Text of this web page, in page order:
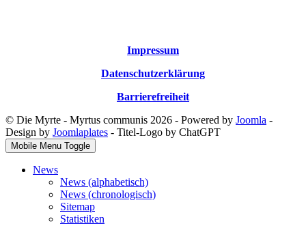
Impressum
Datenschutzerklärung
Barrierefreiheit
© Die Myrte - Myrtus communis 2026 - Powered by Joomla -
Design by Joomlaplates - Titel-Logo by ChatGPT
Mobile Menu Toggle
News
News (alphabetisch)
News (chronologisch)
Sitemap
Statistiken